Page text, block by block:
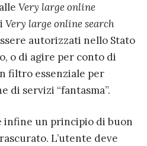
Very large online
Very large online search
autorizzati nello Stato
o di agire per conto di
filtro essenziale per
di servizi “fantasma”.
un principio di buon
L’utente deve